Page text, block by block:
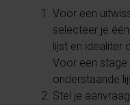
Voor een
selecteer je
lijst en idealiter
Voor een
onderstaande
Stel je